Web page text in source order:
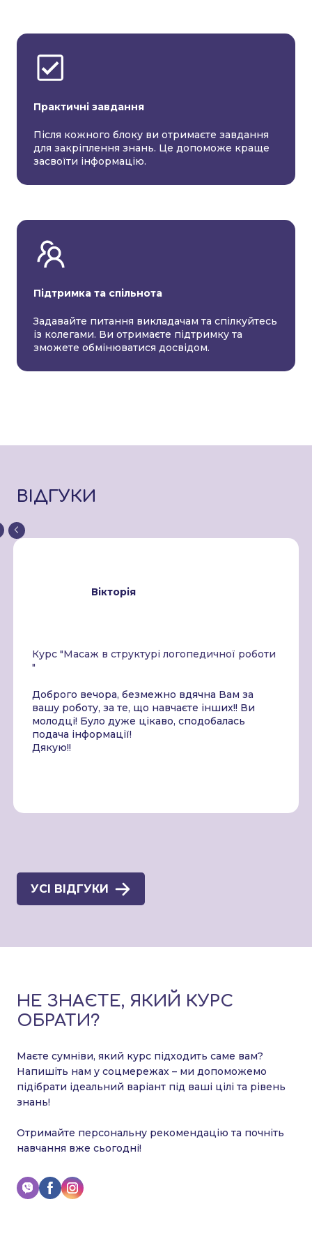
Практичні завдання
Після кожного блоку ви отримаєте завдання
для закріплення знань. Це допоможе краще
засвоїти інформацію.
Підтримка та спільнота
Задавайте питання викладачам та спілкуйтесь
із колегами. Ви отримаєте підтримку та
зможете обмінюватися досвідом.
ВІДГУКИ
Вікторія
Курс "Масаж в структурі логопедичної роботи
"
Доброго вечора, безмежно вдячна Вам за
вашу роботу, за те, що навчаєте інших!! Ви
молодці! Було дуже цікаво, сподобалась
подача інформації!
Дякую!!
УСІ ВІДГУКИ
НЕ ЗНАЄТЕ, ЯКИЙ КУРС
ОБРАТИ?
Маєте сумніви, який курс підходить саме вам?
Напишіть нам у соцмережах – ми допоможемо
підібрати ідеальний варіант під ваші цілі та рівень
знань!
Отримайте персональну рекомендацію та почніть
навчання вже сьогодні!